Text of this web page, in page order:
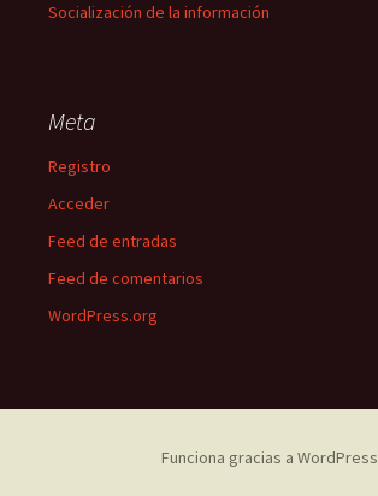
Socialización de la información
Meta
Registro
Acceder
Feed de entradas
Feed de comentarios
WordPress.org
Funciona gracias a WordPress